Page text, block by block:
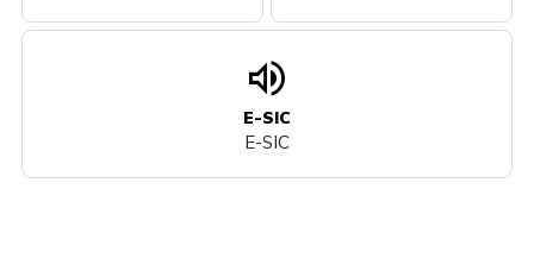
volume_up
E-SIC
E-SIC